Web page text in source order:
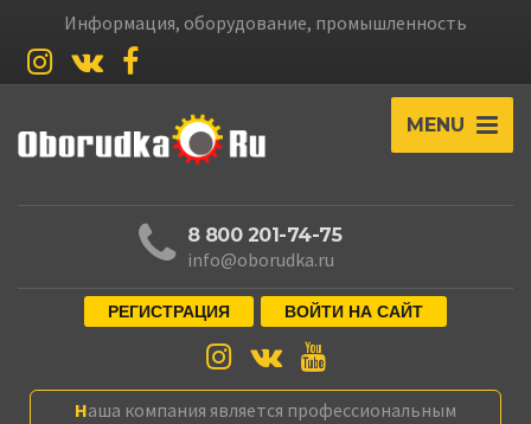
Информация, оборудование, промышленность
MENU
8 800 201-74-75
info@oborudka.ru
РЕГИСТРАЦИЯ ВОЙТИ НА САЙТ
Наша компания является профессиональным